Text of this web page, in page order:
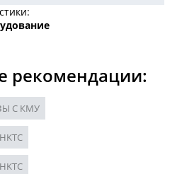
рекомендации:
С КМУ